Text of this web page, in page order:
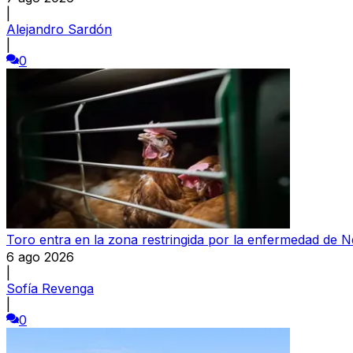
Alejandro Sardón
0
Toro entra en la zona restringida por la enfermedad de
6 ago 2026
Sofía Revenga
0